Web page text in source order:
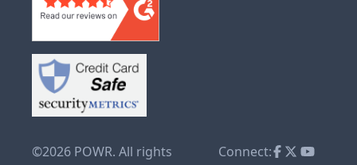
©2026 POWR. All rights
Connect: